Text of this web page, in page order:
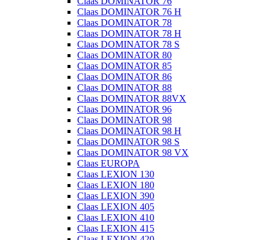
Claas DOMINATOR 76 H
Claas DOMINATOR 78
Claas DOMINATOR 78 H
Claas DOMINATOR 78 S
Claas DOMINATOR 80
Claas DOMINATOR 85
Claas DOMINATOR 86
Claas DOMINATOR 88
Claas DOMINATOR 88VX
Claas DOMINATOR 96
Claas DOMINATOR 98
Claas DOMINATOR 98 H
Claas DOMINATOR 98 S
Claas DOMINATOR 98 VX
Claas EUROPA
Claas LEXION 130
Claas LEXION 180
Claas LEXION 390
Claas LEXION 405
Claas LEXION 410
Claas LEXION 415